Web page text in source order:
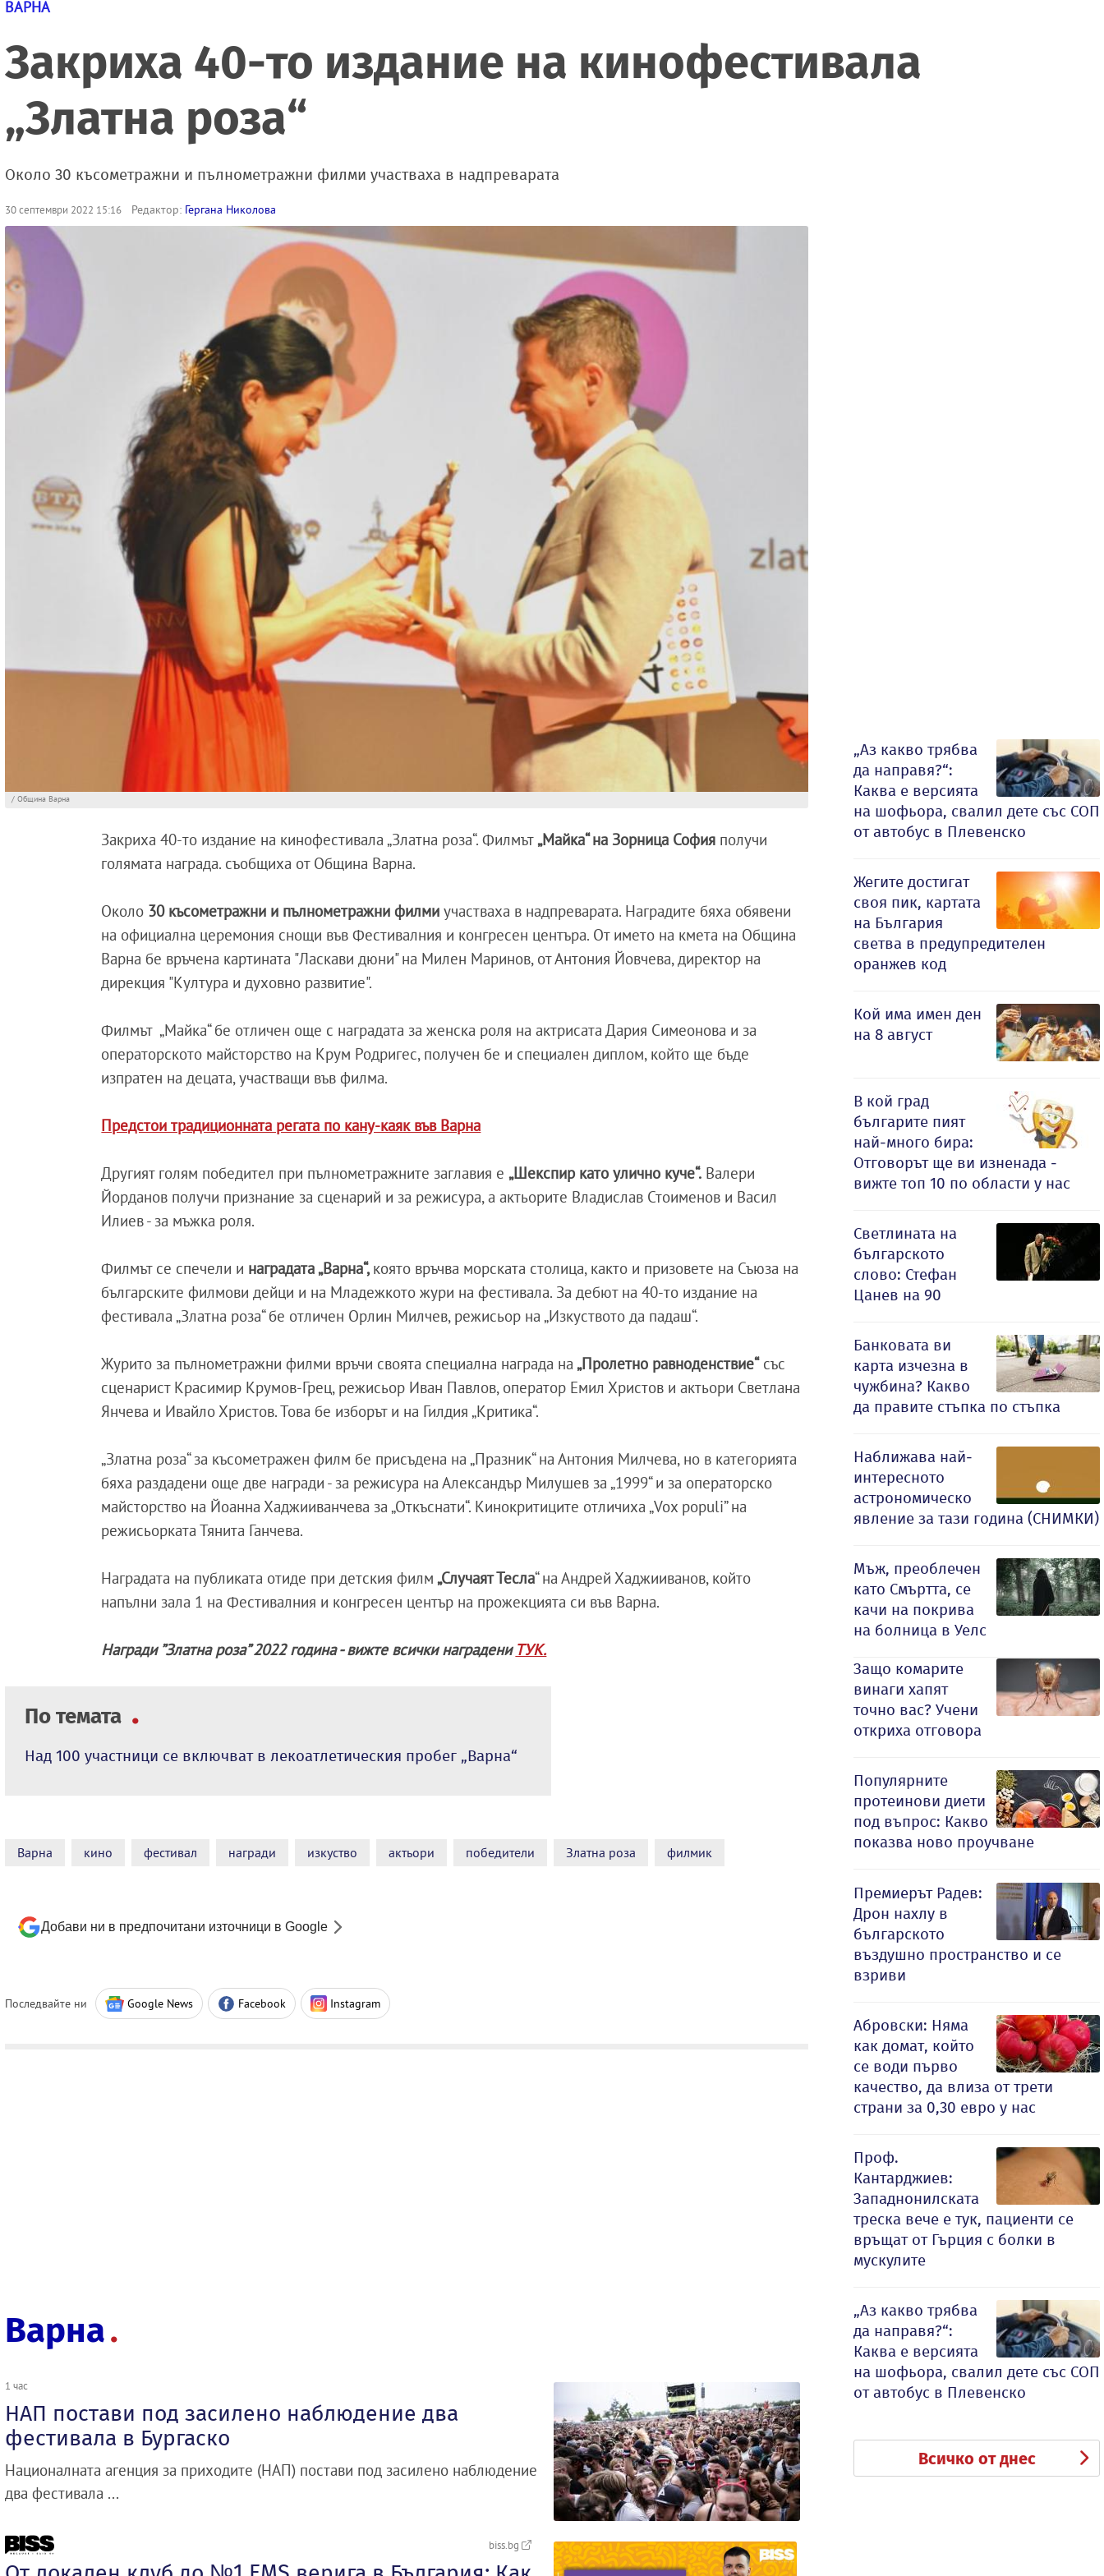
ВАРНА
Закриха 40-то издание на кинофестивала
„Златна роза“
Около 30 късометражни и пълнометражни филми участваха в надпреварата
30 септември 2022 15:16 Редактор: Гергана Николова
/ Община Варна
Закриха 40-то издание на кинофестивала „Златна роза“. Филмът„Майка“ на Зорница София получи
голямата награда. съобщиха от Община Варна.
Около 30 късометражни и пълнометражни филми участваха в надпреварата. Наградите бяха обявени
на официална церемония снощи във Фестивалния и конгресен центъра. От името на кмета на Община
Варна бе връчена картината "Ласкави дюни" на Милен Маринов, от Антония Йовчева, директор на
дирекция "Култура и духовно развитие".
Филмът „Майка“ бе отличен още с наградата за женска роля на актрисата Дария Симеонова и за
операторското майсторство на Крум Родригес, получен бе и специален диплом, който ще бъде
изпратен на децата, участващи във филма.
Предстои традиционната регата по кану-каяк във Варна
Другият голям победител при пълнометражните заглавия е„Шекспир като улично куче“. Валери
Йорданов получи признание за сценарий и за режисура, а актьорите Владислав Стоименов и Васил
Илиев - за мъжка роля.
Филмът се спечели и наградата „Варна“, която връчва морската столица, както и призовете на Съюза на
българските филмови дейци и на Младежкото жури на фестивала. За дебют на 40-то издание на
фестивала „Златна роза“ бе отличен Орлин Милчев, режисьор на „Изкуството да падаш“.
Журито за пълнометражни филми връчи своята специална награда на „Пролетно равноденствие“със
сценарист Красимир Крумов-Грец, режисьор Иван Павлов, оператор Емил Христов и актьори Светлана
Янчева и Ивайло Христов. Това бе изборът и на Гилдия „Критика“.
„Златна роза“ за късометражен филм бе присъдена на „Празник“ на Антония Милчева, но в категорията
бяха раздадени още две награди - за режисура на Александър Милушев за „1999“ и за операторско
майсторство на Йоанна Хаджииванчева за „Откъснати“. Кинокритиците отличиха „Vox populi” на
режисьорката Тянита Ганчева.
Наградата на публиката отиде при детския филм „Случаят Тесла“ на Андрей Хаджииванов, който
напълни зала 1 на Фестивалния и конгресен център на прожекцията си във Варна.
Награди ”Златна роза” 2022 година - вижте всички наградени ТУК.
По темата
Над 100 участници се включват в лекоатлетическия пробег „Варна“
Варна кино фестивал награди изкуство актьори победители Златна роза филмик
Добави ни в предпочитани източници в Google
Последвайте ни Google News Facebook Instagram
Варна
1 час
НАП постави под засилено наблюдение два
фестивала в Бургаско
Националната агенция за приходите (НАП) постави под засилено наблюдение
два фестивала ...
biss.bg
„Аз какво трябва
да направя?“:
Каква е версията
на шофьора, свалил дете със СОП
от автобус в Плевенско
Жегите достигат
своя пик, картата
на България
светва в предупредителен
оранжев код
Кой има имен ден
на 8 август
В кой град
българите пият
най-много бира:
Отговорът ще ви изненада -
вижте топ 10 по области у нас
Светлината на
българското
слово: Стефан
Цанев на 90
Банковата ви
карта изчезна в
чужбина? Какво
да правите стъпка по стъпка
Наближава най-
интересното
астрономическо
явление за тази година (СНИМКИ)
Мъж, преоблечен
като Смъртта, се
качи на покрива
на болница в Уелс
Защо комарите
винаги хапят
точно вас? Учени
откриха отговора
Популярните
протеинови диети
под въпрос: Какво
показва ново проучване
Премиерът Радев:
Дрон нахлу в
българското
въздушно пространство и се
взриви
Абровски: Няма
как домат, който
се води първо
качество, да влиза от трети
страни за 0,30 евро у нас
Проф.
Кантарджиев:
Западнонилската
треска вече е тук, пациенти се
връщат от Гърция с болки в
мускулите
„Аз какво трябва
да направя?“:
Каква е версията
на шофьора, свалил дете със СОП
от автобус в Плевенско
Всичко от днес